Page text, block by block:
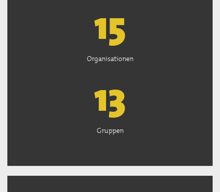
15
Organisationen
13
Gruppen